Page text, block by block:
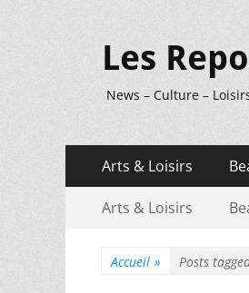
Les
News – Culture –
Menu
principal
contenu
Arts & Loisirs
Menu
Arts & Loisirs
Accueil » Posts